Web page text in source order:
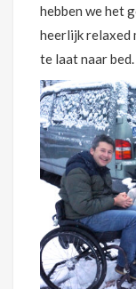
hebben we het
heerlijk relaxed
te laat naar bed.